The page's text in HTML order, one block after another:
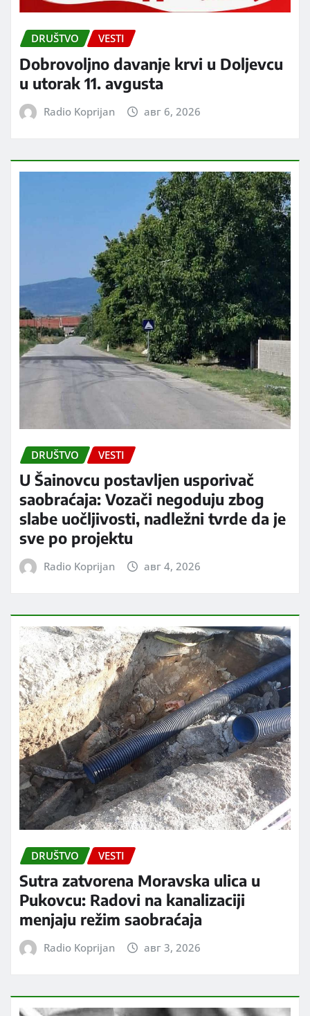
DRUŠTVO VESTI
Dobrovoljno davanje krvi u Doljevcu
u utorak 11. avgusta
Radio Koprijan авг 6, 2026
DRUŠTVO VESTI
U Šainovcu postavljen usporivač
saobraćaja: Vozači negoduju zbog
slabe uočljivosti, nadležni tvrde da je
sve po projektu
Radio Koprijan авг 4, 2026
DRUŠTVO VESTI
Sutra zatvorena Moravska ulica u
Pukovcu: Radovi na kanalizaciji
menjaju režim saobraćaja
Radio Koprijan авг 3, 2026